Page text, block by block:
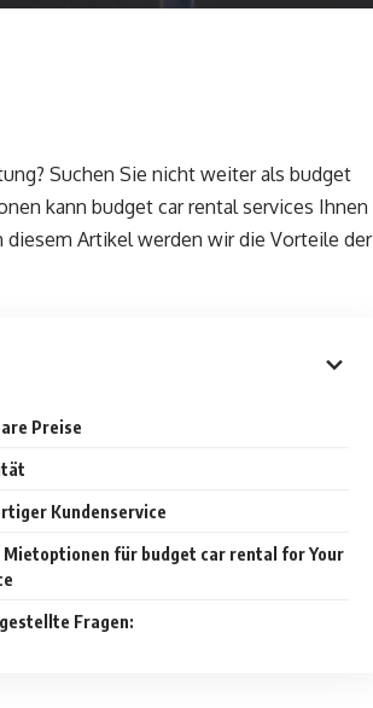
Suchen Sie nicht weiter als budget
kann budget car rental services Ihnen
Artikel werden wir die Vorteile der
Preise
Kundenservice
Mietoptionen für budget car rental for Your
Fragen: